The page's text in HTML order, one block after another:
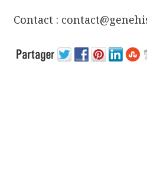
Contact :